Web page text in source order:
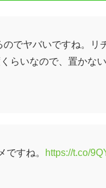
でヤバいですね。リ
らいなので、置かな
すね。
https://t.co/